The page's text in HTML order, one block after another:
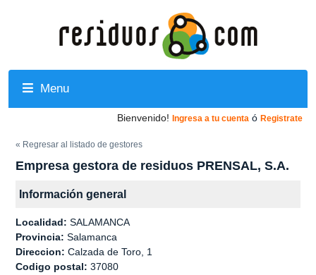
Menu
Bienvenido! Ingresa a tu cuenta ó Registrate
« Regresar al listado de gestores
Empresa gestora de residuos PRENSAL, S.A.
Información general
Localidad: SALAMANCA
Provincia: Salamanca
Direccion: Calzada de Toro, 1
Codigo postal: 37080